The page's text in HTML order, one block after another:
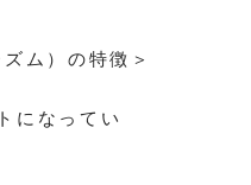
ム）の特徴＞
になってい